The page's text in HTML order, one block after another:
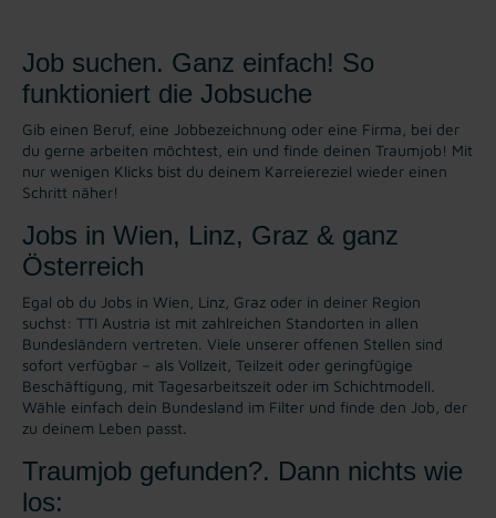
Job suchen. Ganz einfach! So
funktioniert die Jobsuche
Gib einen Beruf, eine Jobbezeichnung oder eine Firma, bei der
du gerne arbeiten möchtest, ein und finde deinen Traumjob! Mit
nur wenigen Klicks bist du deinem Karreiereziel wieder einen
Schritt näher!
Jobs in Wien, Linz, Graz & ganz
Österreich
Egal ob du Jobs in Wien, Linz, Graz oder in deiner Region
suchst: TTI Austria ist mit zahlreichen Standorten in allen
Bundesländern vertreten. Viele unserer offenen Stellen sind
sofort verfügbar – als Vollzeit, Teilzeit oder geringfügige
Beschäftigung, mit Tagesarbeitszeit oder im Schichtmodell.
Wähle einfach dein Bundesland im Filter und finde den Job, der
zu deinem Leben passt.
Traumjob gefunden?. Dann nichts wie
los: